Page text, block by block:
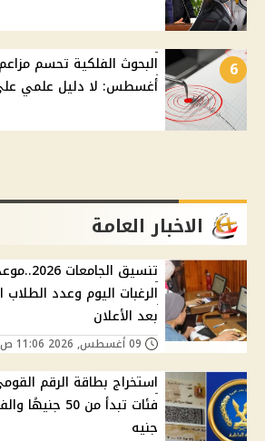
6
أغسطس: لا دليل علمي
الاخبار العامة
تنسيق
الرغبات اليوم وعدد
بعد الأعلان
جنيه